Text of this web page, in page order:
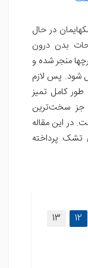
در حال
بدن درون
منجر شده و
شود. پس لازم
کامل تمیز
جز سخت‌ترین
در این مقاله
پرداخته
12
(current)
13